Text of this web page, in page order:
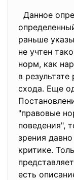
Данное
раньше
не учтен
норм, как
в
схода. Еще
"правовые
поведения",
зрения
критике.
есть